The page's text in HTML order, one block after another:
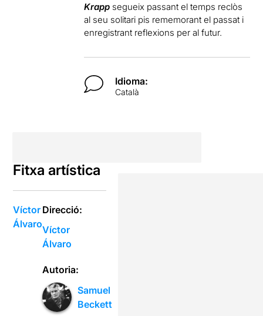
Krapp segueix passant el temps reclòs
al seu solitari pis rememorant el passat i
enregistrant reflexions per al futur.
Idioma:
Català
Fitxa artística
Víctor
Álvaro
Direcció:
Víctor
Álvaro
Autoria:
Samuel
Beckett